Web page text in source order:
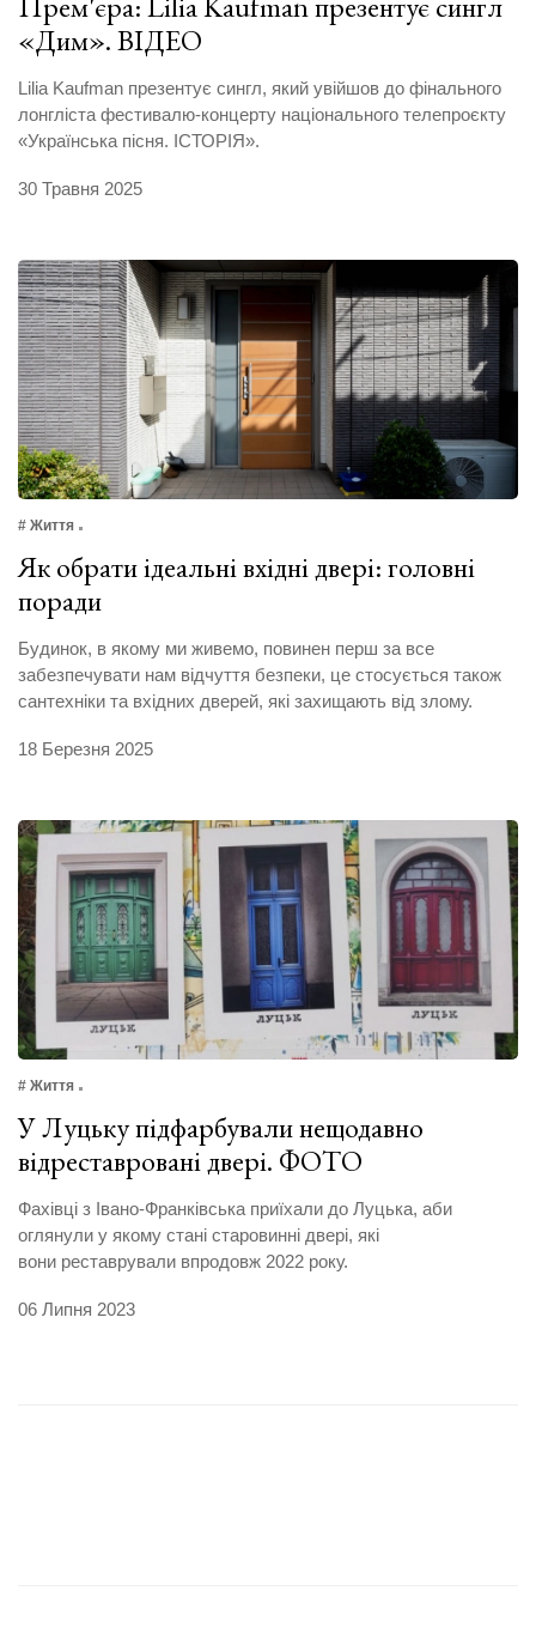
«Дим». ВІДЕО
Lilia Kaufman презентує сингл, який увійшов до фінального
лонгліста фестивалю-концерту національного телепроєкту
«Українська пісня. ІСТОРІЯ».
30 Травня 2025
# Життя
Як обрати ідеальні вхідні двері: головні
поради
Будинок, в якому ми живемо, повинен перш за все
забезпечувати нам відчуття безпеки, це стосується також
сантехніки та вхідних дверей, які захищають від злому.
18 Березня 2025
# Життя
У Луцьку підфарбували нещодавно
відреставровані двері. ФОТО
Фахівці з Івано-Франківська приїхали до Луцька, аби
оглянули у якому стані старовинні двері, які
вони реставрували впродовж 2022 року.
06 Липня 2023